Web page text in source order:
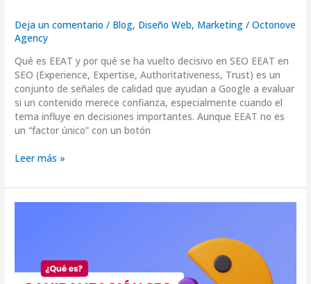
Deja un comentario / Blog, Diseño Web, Marketing /Octonove
Agency
Qué es EEAT y por qué se ha vuelto decisivo en SEO EEAT en
SEO (Experience, Expertise, Authoritativeness, Trust) es un
conjunto de señales de calidad que ayudan a Google a evaluar
si un contenido merece confianza, especialmente cuando el
tema influye en decisiones importantes. Aunque EEAT no es
un “factor único” con un botón
Leer más »
detectarla